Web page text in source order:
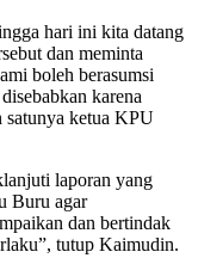
hari ini kita datang
dan meminta
boleh berasumsi
karena
satunya ketua KPU
laporan yang
Buru agar
dan bertindak
tutup Kaimudin.